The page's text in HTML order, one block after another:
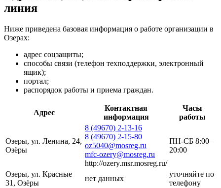
линия
Ниже приведена базовая информация о работе организации в
Озерах:
адрес соцзащиты;
способы связи (телефон техподдержки, электронный
ящик);
портал;
распорядок работы и приема граждан.
Адрес
Контактная
информация
Часы
работы
Озеры, ул. Ленина, 24,
Озёры
8 (49670) 2-13-16
8 (49670) 2-15-80
oz5040@mosreg.ru
mfc-ozery@mosreg.ru
http://ozery.msr.mosreg.ru/
ПН-СБ 8:00–
20:00
Озеры, ул. Красные
31, Озёры
нет данных
уточняйте по
телефону